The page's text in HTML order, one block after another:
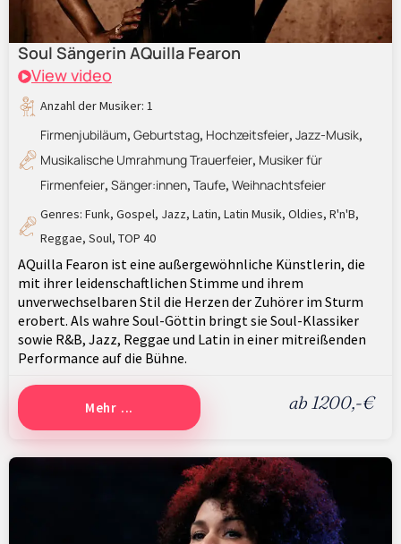
Mehr ... ab 1200,-€
Soul Sängerin AQuilla Fearon
View video
Anzahl der Musiker: 1
Firmenjubiläum, Geburtstag, Hochzeitsfeier, Jazz-Musik,
Musikalische Umrahmung Trauerfeier, Musiker für
Firmenfeier, Sänger:innen, Taufe, Weihnachtsfeier
Genres: Funk, Gospel, Jazz, Latin, Latin Musik, Oldies, R'n'B,
Reggae, Soul, TOP 40
AQuilla Fearon ist eine außergewöhnliche Künstlerin, die
mit ihrer leidenschaftlichen Stimme und ihrem
unverwechselbaren Stil die Herzen der Zuhörer im Sturm
erobert. Als wahre Soul-Göttin bringt sie Soul-Klassiker
sowie R&B, Jazz, Reggae und Latin in einer mitreißenden
Performance auf die Bühne.